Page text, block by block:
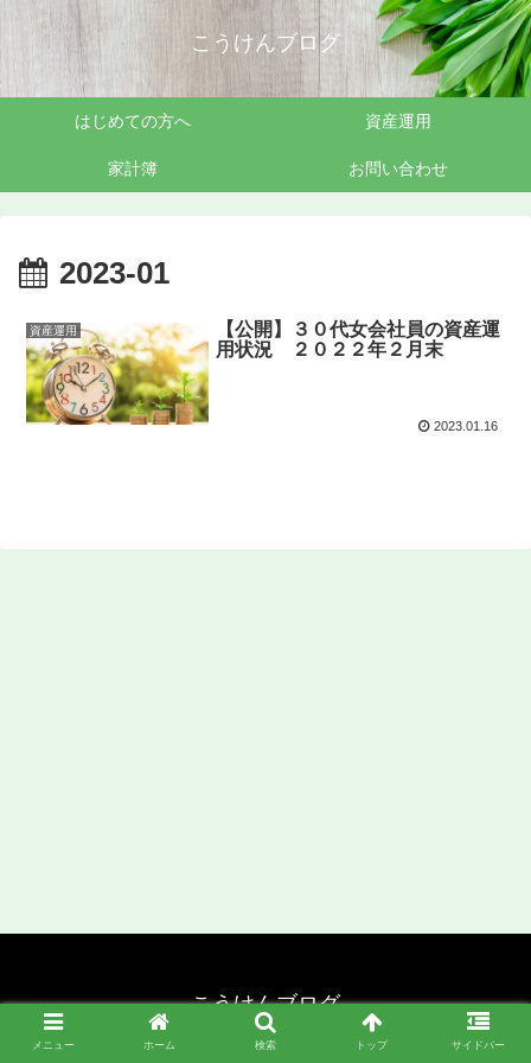
こうけんブログ
はじめての方へ 資産運用
家計簿 お問い合わせ
2023-01
資産運用
【公開】３０代女会社員の資産運
用状況 ２０２２年２月末
2023.01.16
こうけんブログ
© 2020 こうけんブログ.
メニュー ホーム 検索 トップ サイドバー